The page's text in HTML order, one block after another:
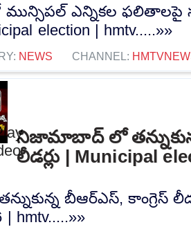
ఎన్నికల ఫలితాలపై
election | hmtv.....»»
NEWS CHANNEL:
నిజామాబాద్ లో
లీడర్లు | Municipal
బీఆర్ఎస్, కాంగ్రెస్
| hmtv.....»»